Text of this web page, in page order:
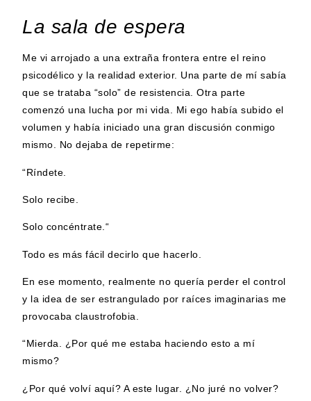
La sala de espera
Me vi arrojado a una extraña frontera entre el reino
psicodélico y la realidad exterior. Una parte de mí sabía
que se trataba “solo” de resistencia. Otra parte
comenzó una lucha por mi vida. Mi ego había subido el
volumen y había iniciado una gran discusión conmigo
mismo. No dejaba de repetirme:
“Ríndete.
Solo recibe.
Solo concéntrate.“
Todo es más fácil decirlo que hacerlo.
En ese momento, realmente no quería perder el control
y la idea de ser estrangulado por raíces imaginarias me
provocaba claustrofobia.
“Mierda. ¿Por qué me estaba haciendo esto a mí
mismo?
¿Por qué volví aquí? A este lugar. ¿No juré no volver?